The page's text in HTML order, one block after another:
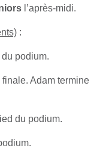
l’après-midi.
:
podium.
Adam termine
du podium.